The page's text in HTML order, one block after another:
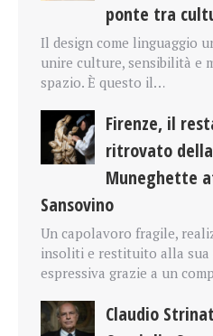
ponte tra
Il design come linguaggio
unire culture, sensibilità e
spazio. È questo il…
Firenze, il
ritrovato
Muneghette
Sansovino
Un capolavoro fragile,
insoliti e restituito alla sua
espressiva grazie a un
Claudio